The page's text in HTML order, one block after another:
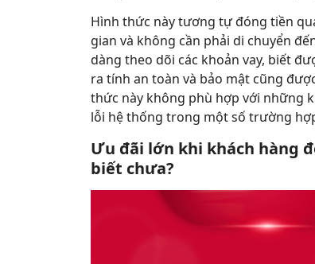
Hình thức này tương tự đóng tiền
gian và không cần phải di chuyển
dàng theo dõi các khoản vay, biết
ra tính an toàn và bảo mật cũng
thức này không phù hợp với những
lỗi hệ thống trong một số trường
Ưu đãi lớn khi khách hàng
biết chưa?